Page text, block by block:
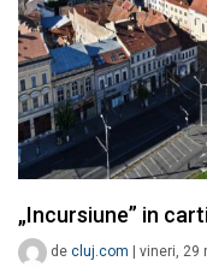
„Incursiune” in
de cluj.com vineri, 29